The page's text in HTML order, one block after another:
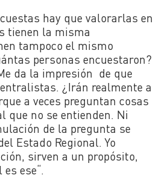
hay que valorarlas en
tienen la misma
tampoco el mismo
personas encuestaron?
da la impresión de que
¿Irán realmente a
a veces preguntan cosas
que no se entienden. Ni
de la pregunta se
Estado Regional. Yo
sirven a un propósito,
es ese“.